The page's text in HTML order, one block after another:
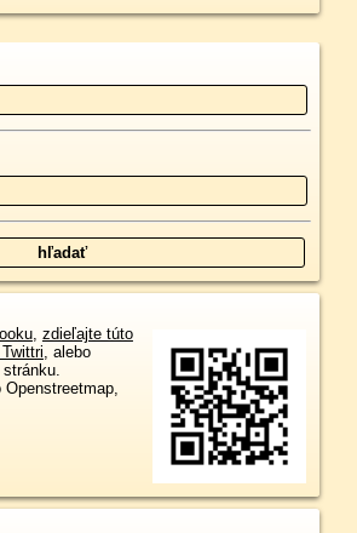
, zdieľajte túto
, alebo